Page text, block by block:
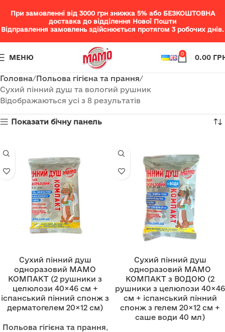
При замовленні від 3000 грн знижка 5% або БЕЗКОШТОВНА
доставка до відділення Нової Пошти
Відправлення замовлень здійснюється протягом 3 робочих днів.
МЕНЮ 0 0.00
Головна Польова гігієна та прання
Сухий пінний душ та вологий рушник
Відображаються усі з 8 результатів
Показати бічну панель
Сухий пінний душ
одноразовий МАМО
КОМПАКТ (2 рушники з
целюлози 40×46 см +
іспанський пінний спонж з
дерматогелем 20×12 см)
Польова гігієна та прання,
Сухий пінний душ
одноразовий МАМО
КОМПАКТ з ВОДОЮ (2
рушники з целюлози 40×46
см + іспанський пінний
спонж з гелем 20×12 см +
саше води 40 мл)